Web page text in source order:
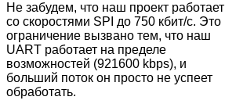
Не забудем, что наш проект работает
со скоростями SPI до 750 кбит/с. Это
ограничение вызвано тем, что наш
UART работает на пределе
возможностей (921600 kbps), и
больший поток он просто не успеет
обработать.